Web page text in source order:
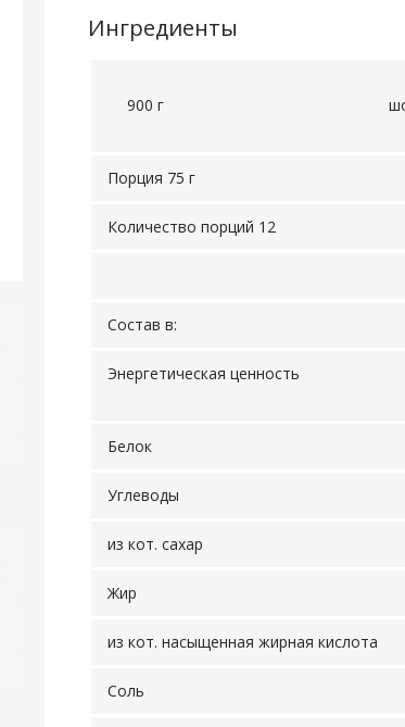
Ингредиенты
900 г
Порция 75 г
Количество порций 12
Состав в:
Энергетическая ценность
Белок
Углеводы
из кот. сахар
Жир
из кот. насыщенная жирная кислота
Соль